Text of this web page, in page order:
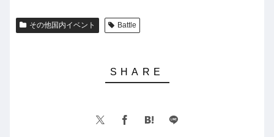
その他国内イベント Battle